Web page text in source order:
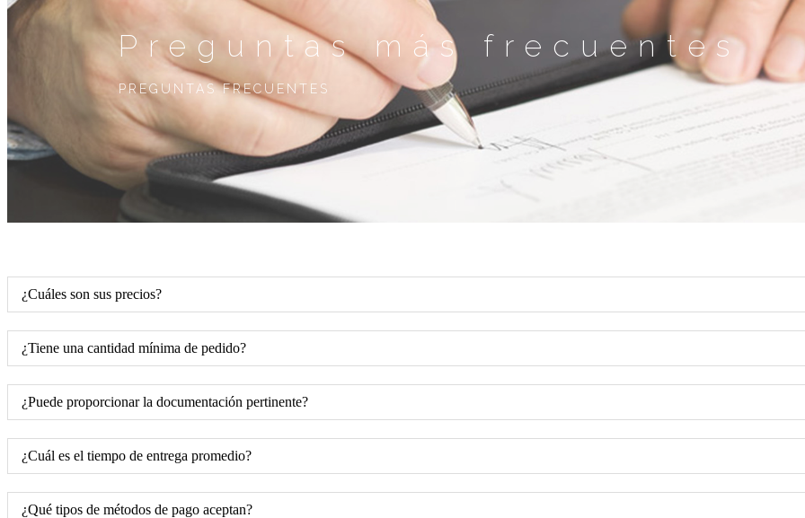
Preguntas más frecuentes
PREGUNTAS FRECUENTES
¿Cuáles son sus precios?
¿Tiene una cantidad mínima de pedido?
¿Puede proporcionar la documentación pertinente?
¿Cuál es el tiempo de entrega promedio?
¿Qué tipos de métodos de pago aceptan?